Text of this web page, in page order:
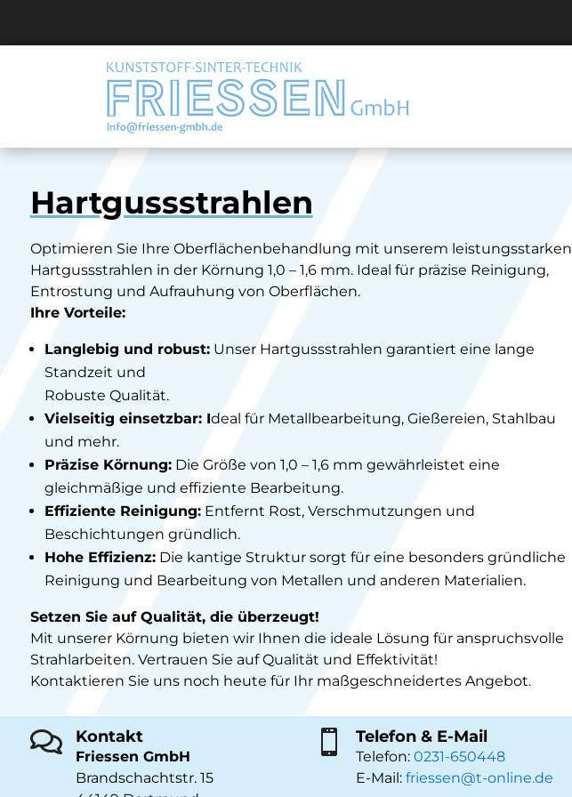
Hartgussstrahlen
Optimieren Sie Ihre Oberflächenbehandlung mit unserem leistungsstarken
Hartgussstrahlen in der Körnung 1,0 – 1,6 mm. Ideal für präzise Reinigung,
Entrostung und Aufrauhung von Oberflächen.
Ihre Vorteile:
Langlebig und robust:Unser Hartgussstrahlen garantiert eine lange
Standzeit und
Robuste Qualität.
Vielseitig einsetzbar: Ideal für Metallbearbeitung, Gießereien, Stahlbau
und mehr.
Präzise Körnung:Die Größe von 1,0 – 1,6 mm gewährleistet eine
gleichmäßige und effiziente Bearbeitung.
Effiziente Reinigung:Entfernt Rost, Verschmutzungen und
Beschichtungen gründlich.
Hohe Effizienz:Die kantige Struktur sorgt für eine besonders gründliche
Reinigung und Bearbeitung von Metallen und anderen Materialien.
Setzen Sie auf Qualität, die überzeugt!
Mit unserer Körnung bieten wir Ihnen die ideale Lösung für anspruchsvolle
Strahlarbeiten. Vertrauen Sie auf Qualität und Effektivität!
Kontaktieren Sie uns noch heute für Ihr maßgeschneidertes Angebot.
 Kontakt
Friessen GmbH
Brandschachtstr. 15
 Telefon & E-Mail
Telefon: 0231-650448
E-Mail: friessen@t-online.de